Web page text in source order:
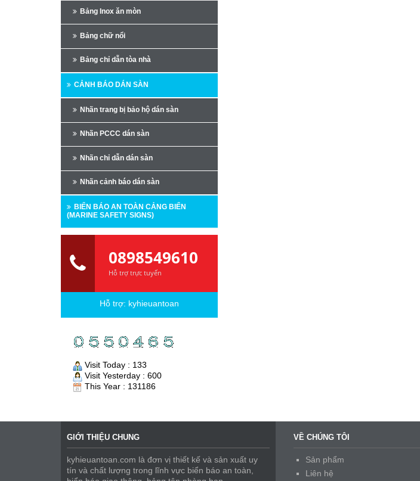
Bảng Inox ăn mòn
Bảng chữ nổi
Bảng chỉ dẫn tòa nhà
CẢNH BÁO DÁN SÀN
Nhãn trang bị bảo hộ dán sàn
Nhãn PCCC dán sàn
Nhãn chỉ dẫn dán sàn
Nhãn cảnh báo dán sàn
BIỂN BÁO AN TOÀN CẢNG BIỂN
(MARINE SAFETY SIGNS)
0898549610
Hỗ trợ trực tuyến
Hỗ trợ: kyhieuantoan
Visit Today : 133
Visit Yesterday : 600
This Year : 131186
GIỚI THIỆU CHUNG
kyhieuantoan.com là đơn vị thiết kế và sản xuất uy
tín và chất lượng trong lĩnh vực biển báo an toàn,
VỀ CHÚNG TÔI
Sản phẩm
Liên hệ